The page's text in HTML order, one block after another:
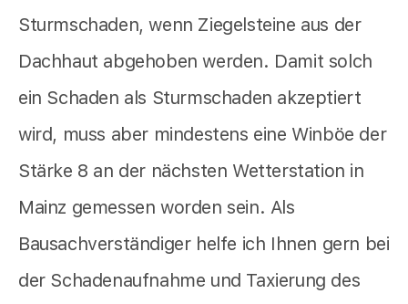
Sturmschaden, wenn Ziegelsteine aus der
Dachhaut abgehoben werden. Damit solch
ein Schaden als Sturmschaden akzeptiert
wird, muss aber mindestens eine Winböe der
Stärke 8 an der nächsten Wetterstation in
Mainz gemessen worden sein. Als
Bausachverständiger helfe ich Ihnen gern bei
der Schadenaufnahme und Taxierung des